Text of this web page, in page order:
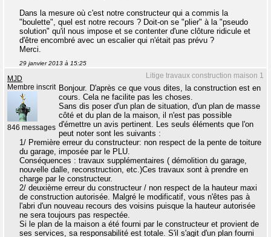
Dans la mesure où c'est notre constructeur qui a commis la
"boulette", quel est notre recours ? Doit-on se "plier" à la "pseudo
solution" qu'il nous impose et se contenter d'une clôture ridicule et
d'être encombré avec un escalier qui n'était pas prévu ?
Merci.
29 janvier 2013 à 15:25
Litige travaux construction maison 1
MJD
Membre inscrit
846 messages
Bonjour. D'après ce que vous dites, la construction est en
cours. Cela ne facilite pas les choses.
Sans dis poser d'un plan de situation, d'un plan de masse
côté et du plan de la maison, il n'est pas possible
d'émettre un avis pertinent. Les seuls éléments que l'on
peut noter sont les suivants :
1/ Première erreur du constructeur: non respect de la pente de toiture
du garage, imposée par le PLU.
Conséquences : travaux supplémentaires ( démolition du garage,
nouvelle dalle, reconstruction, etc.)Ces travaux sont à prendre en
charge par le constructeur.
2/ deuxième erreur du constructeur / non respect de la hauteur maxi
de construction autorisée. Malgré le modificatif, vous n'êtes pas à
l'abri d'un nouveau recours des voisins puisque la hauteur autorisée
ne sera toujours pas respectée.
Si le plan de la maison a été fourni par le constructeur et provient de
ses services, sa responsabilité est totale. S'il s'agit d'un plan fourni